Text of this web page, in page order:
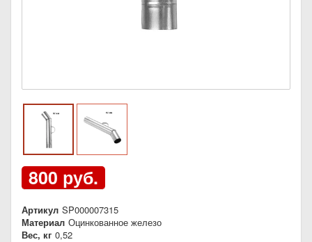
800 руб.
Артикул SP000007315
Материал Оцинкованное железо
Вес, кг 0,52